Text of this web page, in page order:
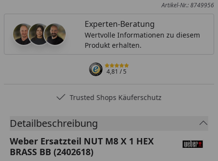
Artikel-Nr.: 8749956
Experten-Beratung
Wertvolle Informationen zu diesem
Produkt erhalten.
4,81/ 5
Trusted Shops Käuferschutz
Detailbeschreibung
Weber Ersatzteil NUT M8 X 1 HEX
BRASS BB (2402618)